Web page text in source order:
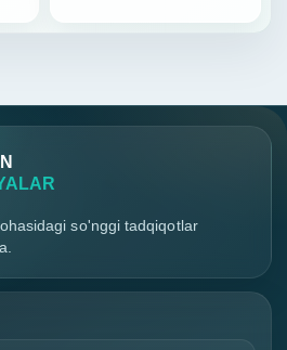
so'nggi tadqiqotlar